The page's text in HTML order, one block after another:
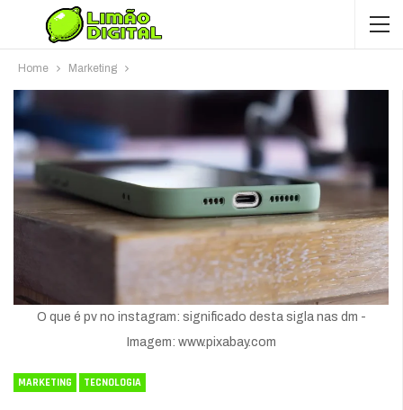
Home Marketing
O que é pv no instagram: significado desta sigla nas dm -
Imagem: www.pixabay.com
MARKETING TECNOLOGIA